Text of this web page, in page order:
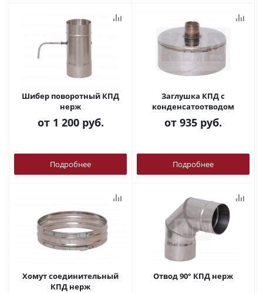
Шибер поворотный КПД
нерж
от 1 200 руб.
Подробнее
Заглушка КПД с
конденсатоотводом
от 935 руб.
Подробнее
Хомут соединительный
КПД нерж
Отвод 90° КПД нерж